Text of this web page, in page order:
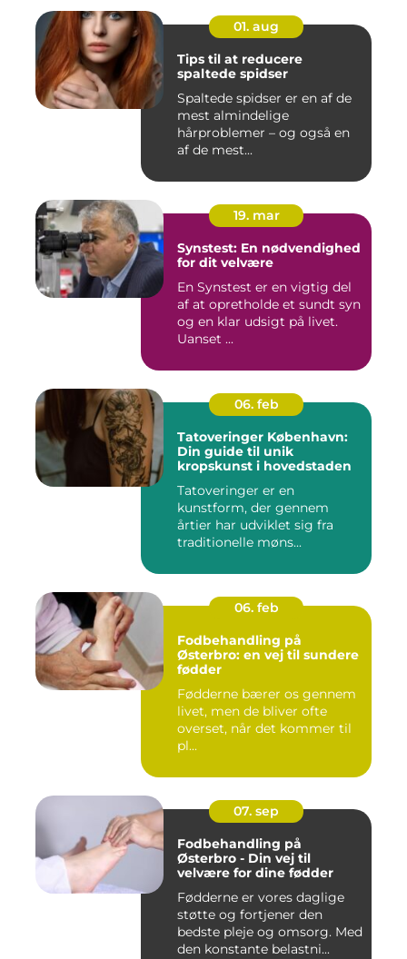
01. aug
Tips til at reducere
spaltede spidser
Spaltede spidser er en af de
mest almindelige
hårproblemer – og også en
af de mest...
19. mar
Synstest: En nødvendighed
for dit velvære
En Synstest er en vigtig del
af at opretholde et sundt syn
og en klar udsigt på livet.
Uanset ...
06. feb
Tatoveringer København:
Din guide til unik
kropskunst i hovedstaden
Tatoveringer er en
kunstform, der gennem
årtier har udviklet sig fra
traditionelle møns...
06. feb
Fodbehandling på
Østerbro: en vej til sundere
fødder
Fødderne bærer os gennem
livet, men de bliver ofte
overset, når det kommer til
pl...
07. sep
Fodbehandling på
Østerbro - Din vej til
velvære for dine fødder
Fødderne er vores daglige
støtte og fortjener den
bedste pleje og omsorg. Med
den konstante belastni...